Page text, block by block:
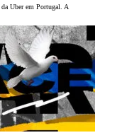
Uber em Portugal. A